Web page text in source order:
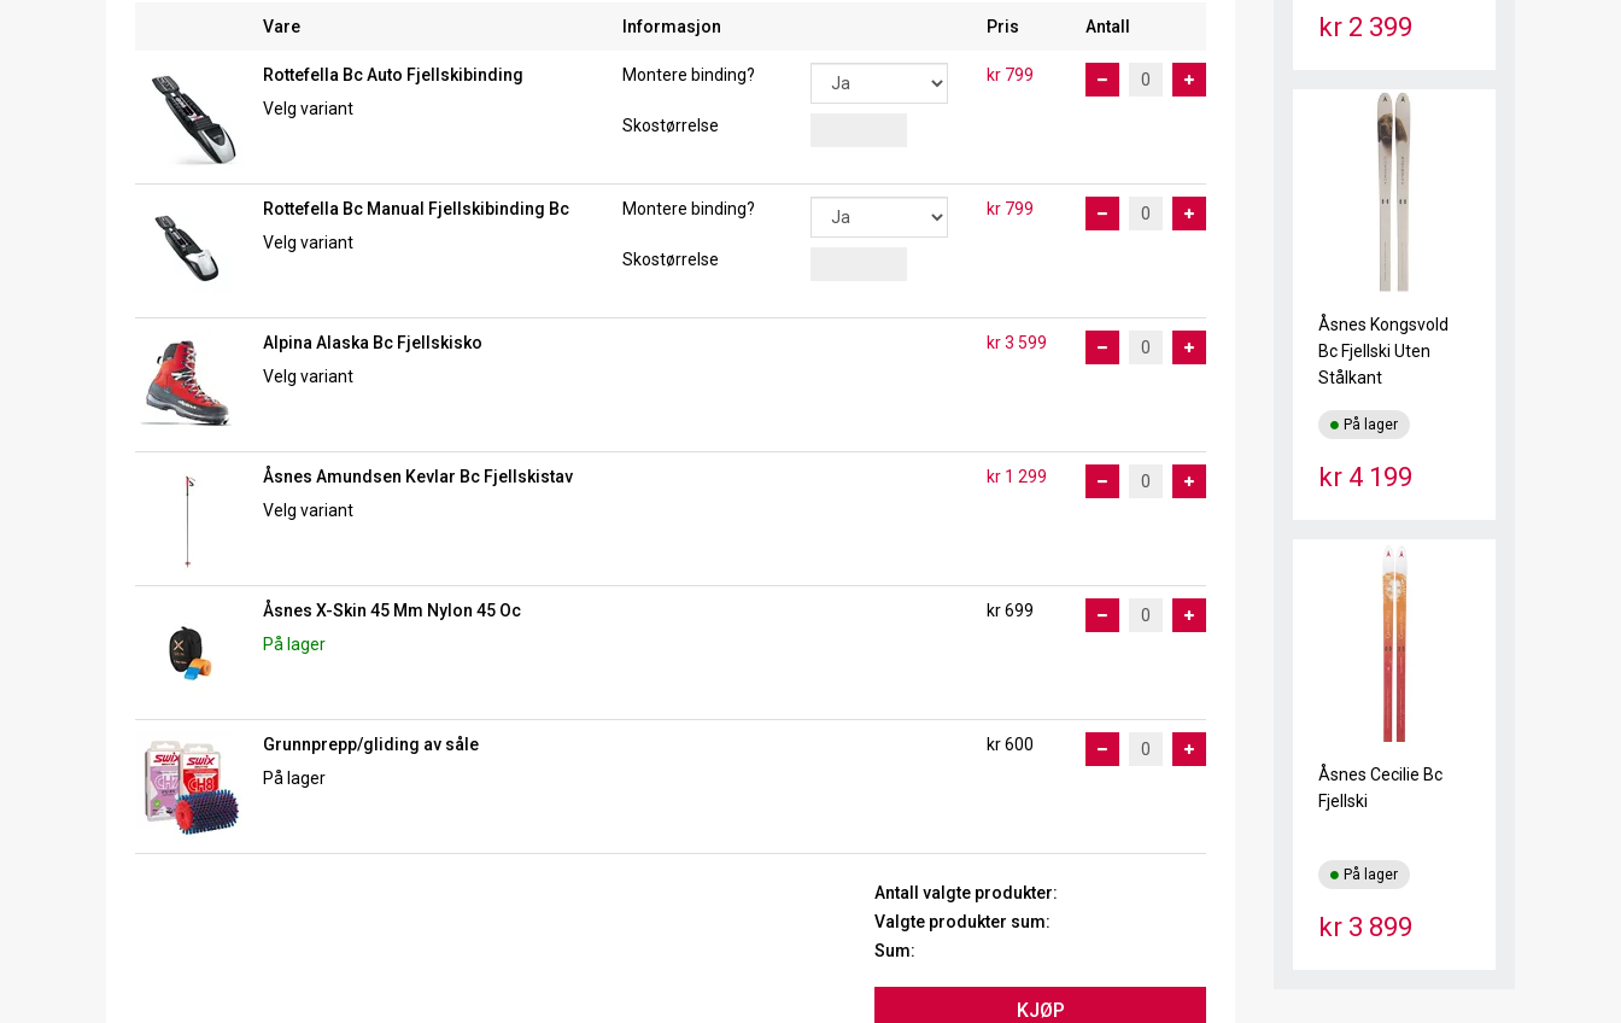
Vare Informasjon Pris Antall
Rottefella Bc Auto Fjellskibinding
Velg variant
Montere binding?
Skostørrelse
kr 799
Rottefella Bc Manual Fjellskibinding Bc
Velg variant
Montere binding?
Skostørrelse
kr 799
Alpina Alaska Bc Fjellskisko
Velg variant
kr 3 599
Åsnes Amundsen Kevlar Bc Fjellskistav
Velg variant
kr 1 299
Åsnes X-Skin 45 Mm Nylon 45 Oc
På lager
kr 699
Grunnprepp/gliding av såle
På lager
kr 600
Antall valgte produkter:
Valgte produkter sum:
Sum:
KJØP
kr 2 399
Åsnes Kongsvold
Bc Fjellski Uten
Stålkant
kr 4 199
På lager
Åsnes Cecilie Bc
Fjellski
kr 3 899
På lager